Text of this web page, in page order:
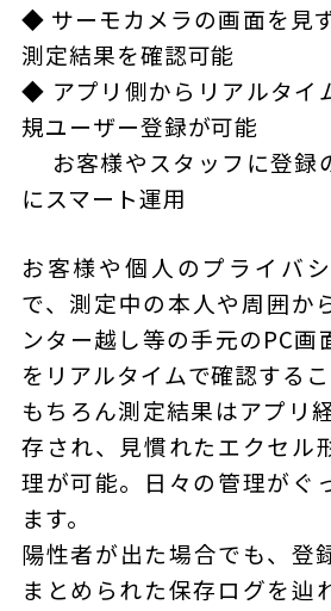
◆ サーモカメラの画面を見
測定結果を確認可能
◆ アプリ側からリアルタイ
規ユーザー登録が可能
お客様やスタッフに登録
にスマート運用
お客様や個人のプライバ
で、測定中の本人や周囲か
ンター越し等の手元のPC画
をリアルタイムで確認するこ
もちろん測定結果はアプリ
存され、見慣れたエクセル
理が可能。日々の管理がぐ
ます。
陽性者が出た場合でも、登
まとめられた保存ログを辿